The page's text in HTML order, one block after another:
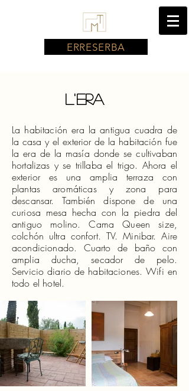
ERRESERBA
L'Era
La habitación era la antigua cuadra de
la casa y el exterior de la habitación fue
la era de la masía donde se cultivaban
hortalizas y se trillaba el trigo. Ahora el
exterior es una amplia terraza con
plantas aromáticas y zona para
descansar. También dispone de una
curiosa mesa hecha con la piedra del
antiguo molino. Cama Queen size,
colchón ultra confort. TV. Minibar. Aire
acondicionado. Cuarto de baño con
amplia ducha, secador de pelo.
Servicio diario de habitaciones. Wifi en
todo el hotel.